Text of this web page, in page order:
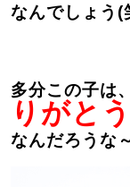
なんでしょう(
多分この子は、
りがと
なんだろうな